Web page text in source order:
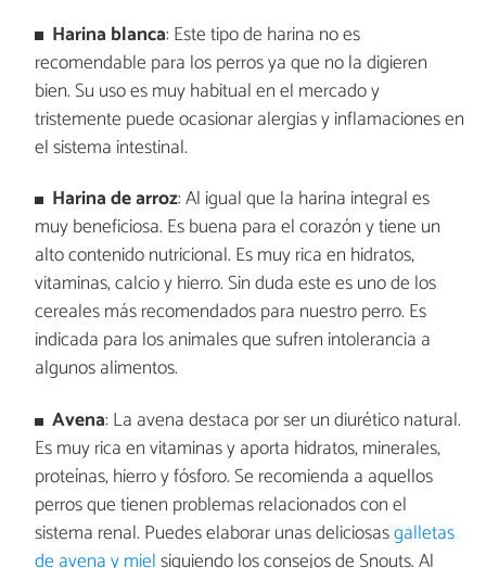
Harina blanca: Este tipo de harina no es
recomendable para los perros ya que no la digieren
bien. Su uso es muy habitual en el mercado y
tristemente puede ocasionar alergias y inflamaciones en
el sistema intestinal.
Harina de arroz: Al igual que la harina integral es
muy beneficiosa. Es buena para el corazón y tiene un
alto contenido nutricional. Es muy rica en hidratos,
vitaminas, calcio y hierro. Sin duda este es uno de los
cereales más recomendados para nuestro perro. Es
indicada para los animales que sufren intolerancia a
algunos alimentos.
Avena: La avena destaca por ser un diurético natural.
Es muy rica en vitaminas y aporta hidratos, minerales,
proteínas, hierro y fósforo. Se recomienda a aquellos
perros que tienen problemas relacionados con el
sistema renal. Puedes elaborar unas deliciosasgalletas